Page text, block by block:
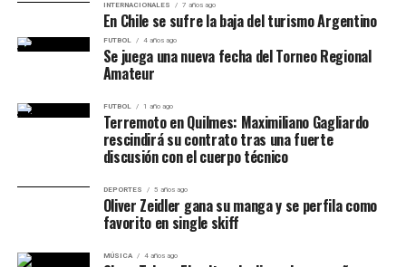
INTERNACIONALES 7 años ago
En Chile se sufre la baja del turismo Argentino
FUTBOL 4 años ago
Se juega una nueva fecha del Torneo Regional
Amateur
FUTBOL 1 año ago
Terremoto en Quilmes: Maximiliano Gagliardo
rescindirá su contrato tras una fuerte
discusión con el cuerpo técnico
DEPORTES 5 años ago
Oliver Zeidler gana su manga y se perfila como
favorito en single skiff
MÚSICA 4 años ago